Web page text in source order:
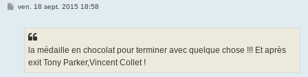
Mven. 18 sept. 2015 18:58
la médaille en chocolat pour terminer avec quelque chose !!! Et après
exit Tony Parker,Vincent Collet !